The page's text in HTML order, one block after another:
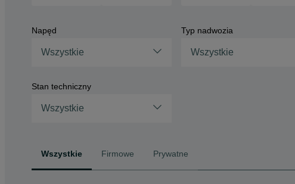
Napęd
Wszystkie
Typ nadwozia
Wszystkie
Stan techniczny
Wszystkie
Wszystkie Firmowe Prywatne